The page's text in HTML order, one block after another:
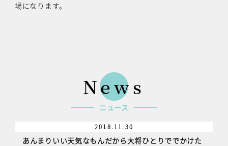
場になります。
News
ニュース
2018.11.30
あんまりいい天気なもんだから大将ひとりででかけた